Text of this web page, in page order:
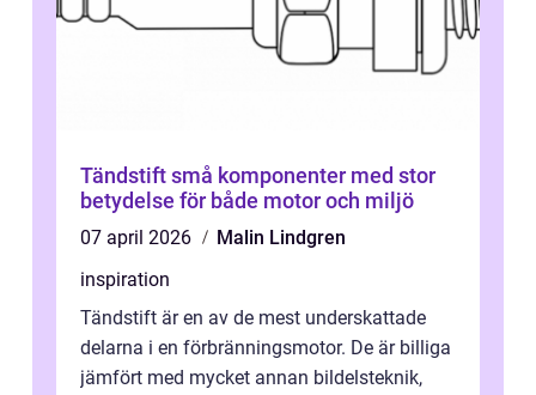
Tändstift små komponenter med stor
betydelse för både motor och miljö
07 april 2026
Malin Lindgren
inspiration
Tändstift är en av de mest underskattade
delarna i en förbränningsmotor. De är billiga
jämfört med mycket annan bildelsteknik,